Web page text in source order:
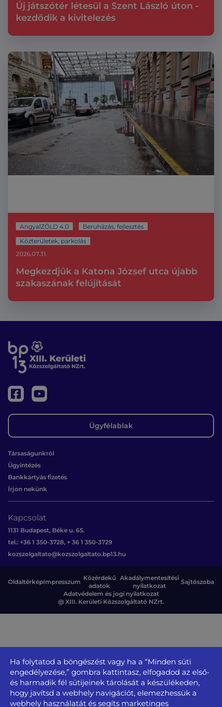
Új játszótér létesül a Szent László úton -
kezdődik a kivitelezés
AngyalZÖLD 4.0
Beruházás, fejlesztés
Közterületek, parkolás
Megkezdjük a Katona József utca újabb
szakaszának felújítását
2026.07.31.
Ügyfélablak
Társaságunkról
Ügyintézés
Bankkártyás fizetés
Írjon nekünk
Kapcsolat
1131 Budapest, Béke u. 65.
tel.: +36 1 350-3728, + 36 1 350-3729
kozszolgaltato@kozszolgaltato.bp13.hu
Adatvédelem és jogi nyilatkozat
@ XIII. Kerületi Közszolgáltató NZrt.
OldaltérképImpresszum
Közérdekű
adatok
Akadálymentesítési
nyilatkozat
Sajtószoba
Ha folytatod a böngészést vagy ha a “Minden süti
engedélyezése,” gombra kattintasz, elfogadod az első-
és harmadik fél sütijeinek tárolását a készülékeden,
hogy javítsd a webhely navigációt, elemezhessük a
webhely használatát és segíts marketinges